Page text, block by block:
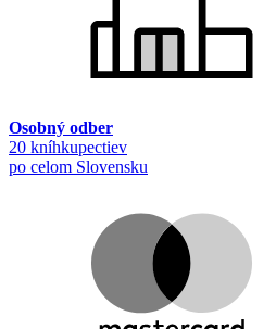
Osobný odber
20 kníhkupectiev
po celom Slovensku